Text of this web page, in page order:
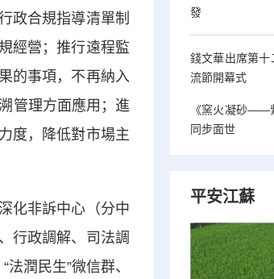
政合規指導清單制
經營；推行遠程監
的事項，不再納入
管理方面應用；進
度，降低對市場主
化非訴中心（分中
行政調解、司法調
潤民生”微信群、
發
錢文華出席第
流節開幕式
《窯火凝砂——
同步面世
平安江蘇